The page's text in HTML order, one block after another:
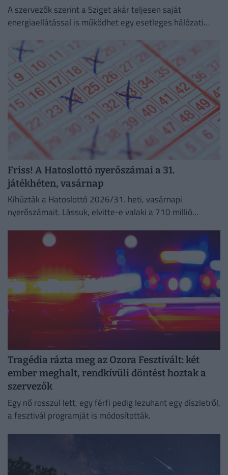
A szervezők szerint a Sziget akár teljesen saját
energiaellátással is működhet egy esetleges hálózati
Friss! A Hatoslottó nyerőszámai a 31.
játékhéten, vasárnap
Kihúzták a Hatoslottó 2026/31. heti, vasárnapi
nyerőszámait. Lássuk, elvitte-e valaki a 710 millió
Tragédia rázta meg az Ozora Fesztivált: két
ember meghalt, rendkívüli döntést hoztak a
szervezők
Egy nő rosszul lett, egy férfi pedig lezuhant egy díszletről,
a fesztivál programját is módosították.